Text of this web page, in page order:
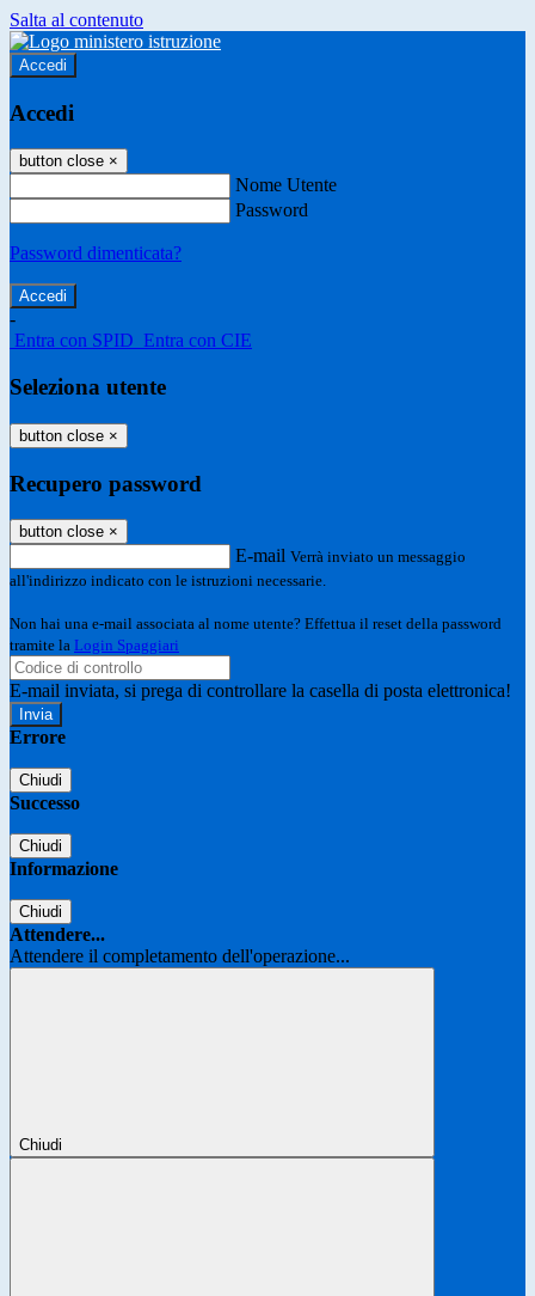
Salta al contenuto
Accedi
Accedi
button close ×
Nome Utente
Password
Password dimenticata?
-
Entra con SPID Entra con CIE
Seleziona utente
button close ×
Recupero password
button close ×
E-mail Verrà inviato un messaggio
all'indirizzo indicato con le istruzioni necessarie.
Non hai una e-mail associata al nome utente? Effettua il reset della password
tramite la Login Spaggiari
E-mail inviata, si prega di controllare la casella di posta elettronica!
Errore
Chiudi
Successo
Chiudi
Informazione
Chiudi
Attendere...
Attendere il completamento dell'operazione...
Chiudi